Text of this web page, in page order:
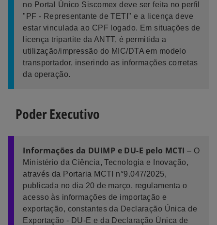
no Portal Único Siscomex deve ser feita no perfil
"PF - Representante de TETI" e a licença deve
estar vinculada ao CPF logado. Em situações de
licença tripartite da ANTT, é permitida a
utilização/impressão do MIC/DTA em modelo
transportador, inserindo as informações corretas
da operação.
Poder Executivo
Informações da DUIMP e DU-E pelo MCTI – O
Ministério da Ciência, Tecnologia e Inovação,
através da Portaria MCTI n°9.047/2025,
publicada no dia 20 de março, regulamenta o
acesso às informações de importação e
exportação, constantes da Declaração Única de
Exportação - DU-E e da Declaração Única de